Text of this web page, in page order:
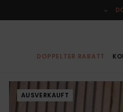
DOPPELTER RABATT
AUSVERKAUFT